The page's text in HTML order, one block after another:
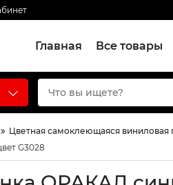
Главная Все товары
Цветная самоклеющаяся виниловая
G3028